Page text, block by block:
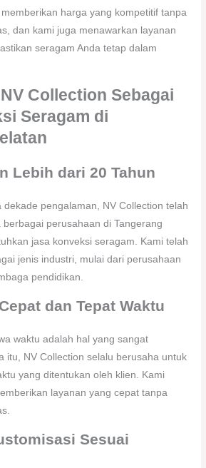
harga yang kompetitif tanpa
dan kami juga menawarkan layanan
seragam Anda tetap dalam
Collection Sebagai
Seragam di
Lebih dari 20 Tahun
dekade pengalaman, NV Collection telah
perusahaan di Tangerang
jasa konveksi seragam. Kami telah
jenis industri, mulai dari perusahaan
pendidikan.
dan Tepat Waktu
waktu adalah hal yang sangat
itu, NV Collection selalu berusaha untuk
yang ditentukan oleh klien. Kami
layanan yang cepat tanpa
Sesuai